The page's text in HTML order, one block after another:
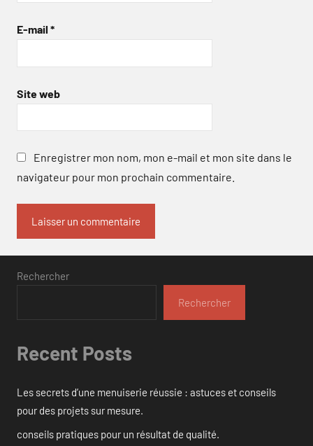
E-mail *
Site web
Enregistrer mon nom, mon e-mail et mon site dans le
navigateur pour mon prochain commentaire.
Rechercher
Rechercher
Recent Posts
Les secrets d’une menuiserie réussie : astuces et conseils
pour des projets sur mesure.
conseils pratiques pour un résultat de qualité.